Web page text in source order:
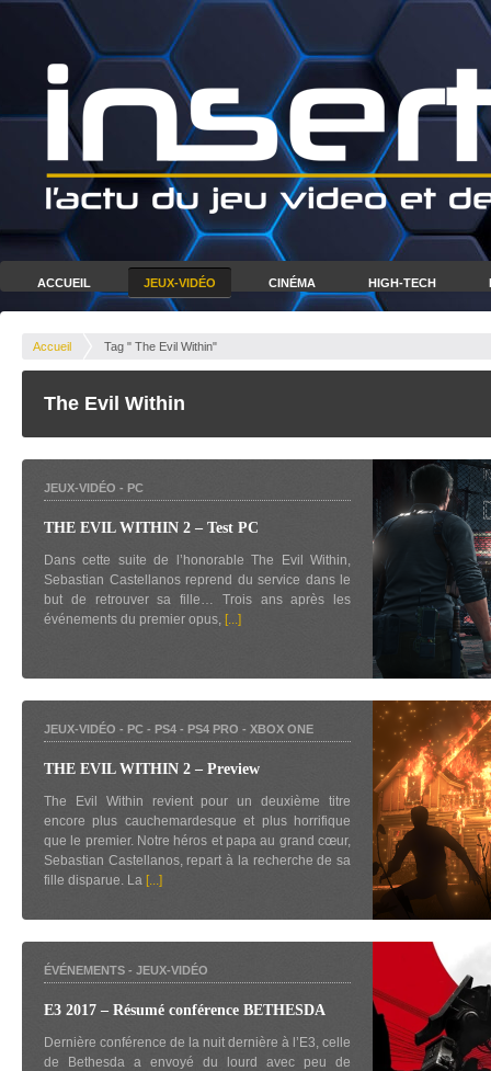
ACCUEIL JEUX-VIDÉO CINÉMA HIGH-TECH
Accueil Tag " The Evil Within"
The Evil Within
JEUX-VIDÉO - PC
THE EVIL WITHIN 2 – Test PC
Dans cette suite de l’honorable The Evil Within,
Sebastian Castellanos reprend du service dans le
but de retrouver sa fille… Trois ans après les
événements du premier opus, [...]
JEUX-VIDÉO - PC - PS4 - PS4 PRO - XBOX ONE
THE EVIL WITHIN 2 – Preview
The Evil Within revient pour un deuxième titre
encore plus cauchemardesque et plus horrifique
que le premier. Notre héros et papa au grand cœur,
Sebastian Castellanos, repart à la recherche de sa
fille disparue. La [...]
ÉVÉNEMENTS - JEUX-VIDÉO
E3 2017 – Résumé conférence BETHESDA
Dernière conférence de la nuit dernière à l’E3, celle
de Bethesda a envoyé du lourd avec peu de